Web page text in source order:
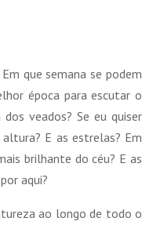
que semana se podem
época para escutar o
veados? Se eu quiser
E as estrelas? Em
brilhante do céu? E as
aqui?
ao longo de todo o